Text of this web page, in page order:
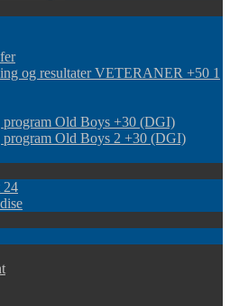
og resultater VETERANER +50 1
program Old Boys +30 (DGI)
program Old Boys 2 +30 (DGI)
24